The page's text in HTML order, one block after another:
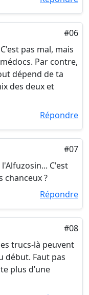
#06
pas mal, mais
Par contre,
dépend de ta
des deux et
Répondre
#07
C'est
chanceux ?
Répondre
#08
trucs-là peuvent
début. Faut pas
plus d’une